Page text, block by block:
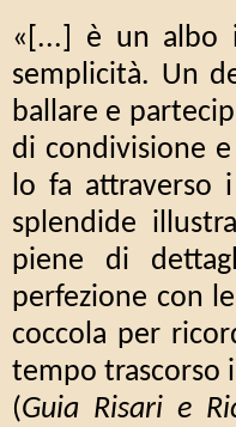
«[...] è un albo
semplicità. Un
ballare e
di condivisione
lo fa attraverso
splendide
piene di
perfezione con
coccola per
tempo trascorso
(Guia Risari e